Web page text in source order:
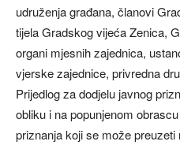
udruženja građana, članovi
tijela Gradskog vijeća Zenica,
organi mjesnih zajednica,
vjerske zajednice, privredna
Prijedlog za dodjelu javnog
obliku i na popunjenom
priznanja koji se može